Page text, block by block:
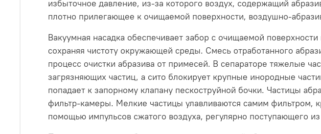
избыточное давление, из-за которого воздух, содержащий
плотно прилегающее к очищаемой поверхности, воздушно-
Вакуумная насадка обеспечивает забор с очищаемой
сохраняя чистоту окружающей среды. Смесь отработанного
процесс очистки абразива от примесей. В сепараторе тяжелые
загрязняющих частиц, а сито блокирует крупные инородные
попадает к запорному клапану пескоструйной бочки. Частицы
фильтр-камеры. Мелкие частицы улавливаются самим фильтром,
помощью импульсов сжатого воздуха, регулярно поступающего